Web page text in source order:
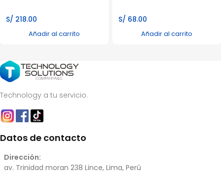
S/ 218.00
Añadir al carrito
S/ 68.00
Añadir al carrito
Technology a tu servicio.
Datos de contacto
Dirección:
av. Trinidad moran 238 Lince, Lima, Perú